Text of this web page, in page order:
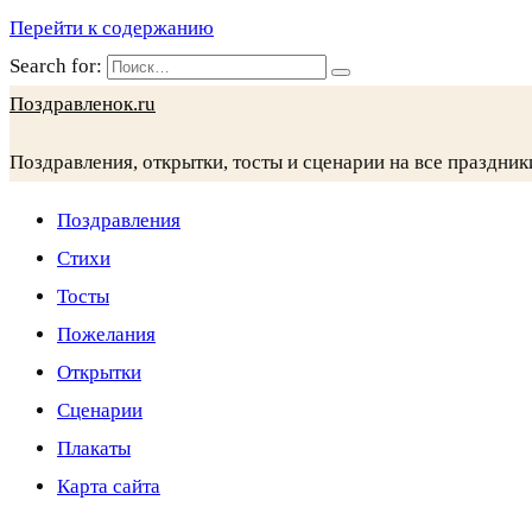
Перейти к содержанию
Search for:
Поздравленок.ru
Поздравления, открытки, тосты и сценарии на все
Поздравления
Стихи
Тосты
Пожелания
Открытки
Сценарии
Плакаты
Карта сайта